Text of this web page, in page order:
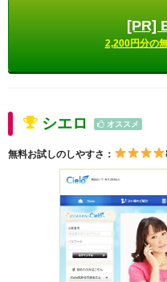
[PR]
2,200円分の
シエロ オススメ
無料お試しのしやすさ：